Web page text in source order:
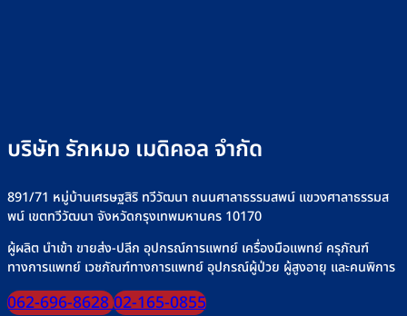
บริษัท รักหมอ เมดิคอล จำกัด
891/71 หมู่บ้านเศรษฐสิริ ทวีวัฒนา ถนนศาลาธรรมสพน์ แขวงศาลาธรรมส
พน์ เขตทวีวัฒนา จังหวัดกรุงเทพมหานคร 10170
ผู้ผลิต นำเข้า ขายส่ง-ปลีก อุปกรณ์การแพทย์ เครื่องมือแพทย์ ครุภัณฑ์
ทางการแพทย์ เวชภัณฑ์ทางการแพทย์ อุปกรณ์ผู้ป่วย ผู้สูงอายุ และคนพิการ
062-696-862802-165-0855